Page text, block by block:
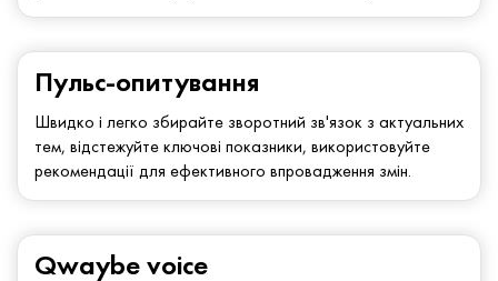
Qwaybe voice
Пульс-опитування
Швидко і легко збирайте зворотний зв'язок з актуальних
тем, відстежуйте ключові показники, використовуйте
рекомендації для ефективного впровадження змін.